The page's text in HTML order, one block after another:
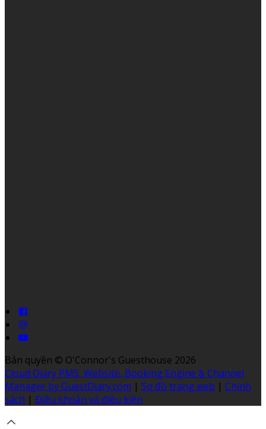
Bản quyền © O'Connor's Guesthouse 2026
Cloud Diary PMS, Website, Booking Engine & Channel
Manager by GuestDiary.com | Sơ đồ trang web | Chính
sách | Điều khoản và điều kiện